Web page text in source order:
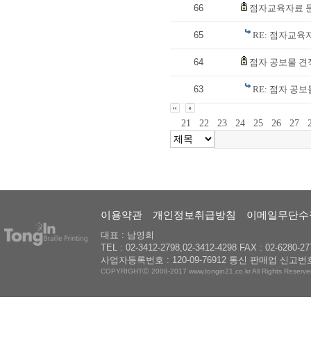
66 점자교육자료
65 RE: 점자교육
64 점자 공보물
63 RE: 점자 공보
21 22 23 24 25 26 27
이용약관 개인정보취급방침 이메일무단
대표 : 남영희
TEL : 02-3412-2798,02-3412-4298 FAX : 02-6280-
사업자등록번호 : 120-09-76912 통신 판매업 신고번
COPYRIGHTⓒ 2008-2017 www.tongin21.co.kr All Rights